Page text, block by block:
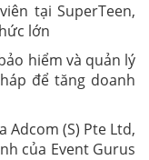
tại SuperTeen,
lớn
hiểm và quản lý
để tăng doanh
Adcom (S) Pte Ltd,
của Event Gurus